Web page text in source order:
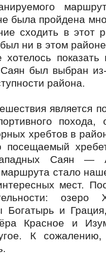
была пройдена
сходить в этот
ни в этом
показать
был выбран
района.
является
хребтов в
посещаемый
Саян —
стало
мест.
озеро
Богатырь и
Красное и
К